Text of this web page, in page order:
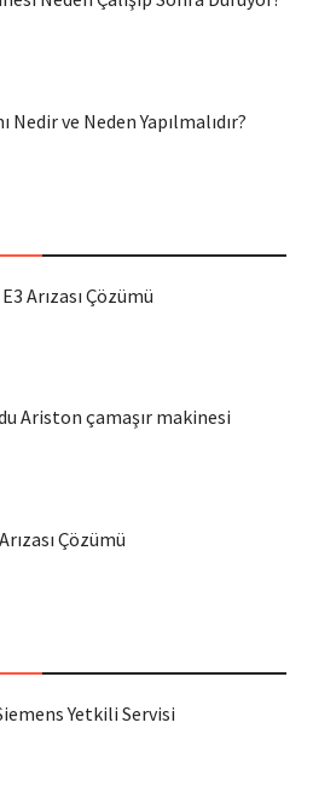
Nedir ve Neden Yapılmalıdır?
Arızası Çözümü
Ariston çamaşır makinesi
Çözümü
Yetkili Servisi